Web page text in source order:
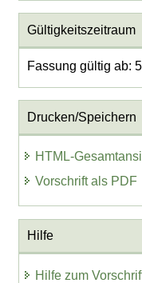
Gültigkeitszeitraum
Fassung gültig ab:
Drucken/Speichern
HTML-
Vorschrift als PDF
Hilfe
Hilfe zum